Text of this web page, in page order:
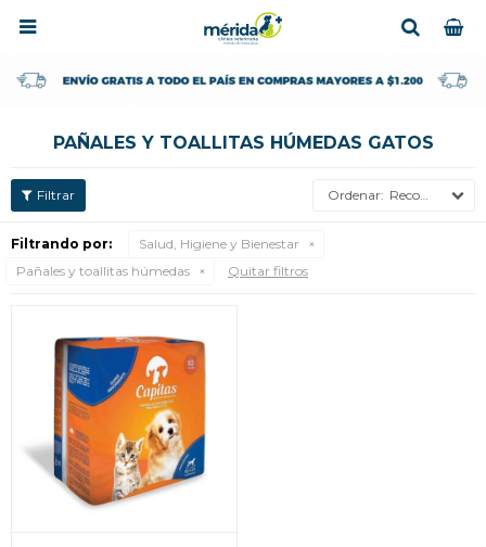

PAÑALES Y TOALLITAS HÚMEDAS GATOS
Recomendados
Filtrando por:
Salud, Higiene y Bienestar
Pañales y toallitas húmedas
Quitar filtros